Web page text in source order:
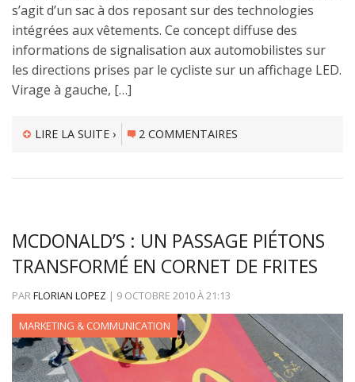
s’agit d’un sac à dos reposant sur des technologies
intégrées aux vêtements. Ce concept diffuse des
informations de signalisation aux automobilistes sur
les directions prises par le cycliste sur un affichage LED.
Virage à gauche, […]
LIRE LA SUITE › 2 COMMENTAIRES
MCDONALD’S : UN PASSAGE PIÉTONS
TRANSFORMÉ EN CORNET DE FRITES
PAR FLORIAN LOPEZ | 9 OCTOBRE 2010À 21:13
MARKETING & COMMUNICATION